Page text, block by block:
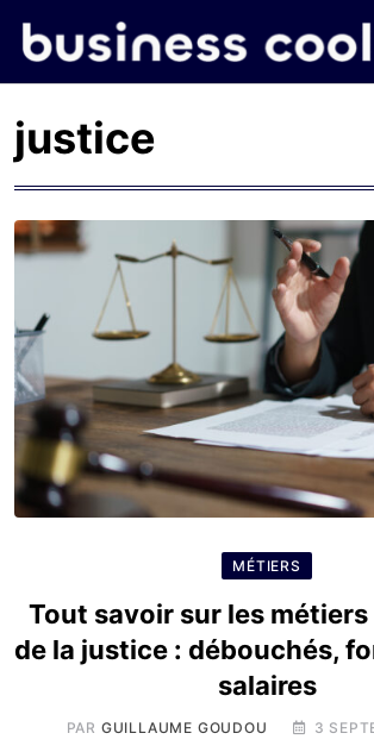
justice
MÉTIERS
Tout savoir sur les
de la justice : débouchés,
salaires
PAR GUILLAUME GOUDOU 3